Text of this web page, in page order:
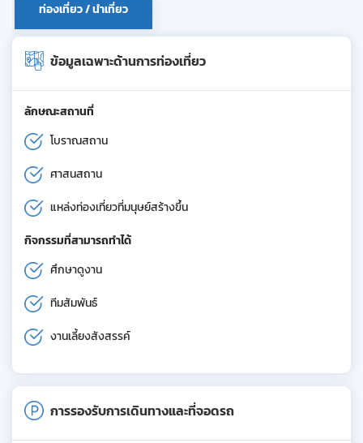
ท่องเที่ยว / นำเที่ยว
ข้อมูลเฉพาะด้านการท่องเที่ยว
ลักษณะสถานที่
โบราณสถาน
ศาสนสถาน
แหล่งท่องเที่ยวที่มนุษย์สร้างขึ้น
กิจกรรมที่สามารถทำได้
ศึกษาดูงาน
ทีมสัมพันธ์
งานเลี้ยงสังสรรค์
การรองรับการเดินทางและที่จอดรถ